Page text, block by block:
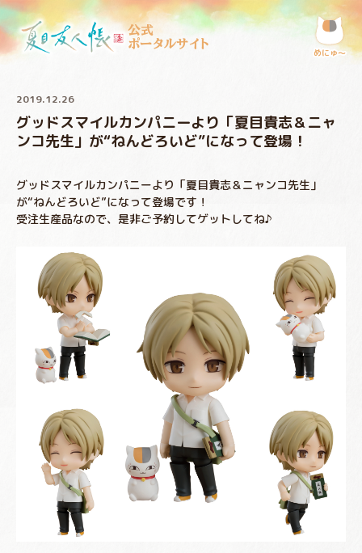
公式
ポータルサイト
めにゅ〜
2019.12.26
グッドスマイルカンパニーより「夏目貴志＆ニャ
ンコ先生」が“ねんどろいど”になって登場！
グッドスマイルカンパニーより「夏目貴志＆ニャンコ先生」
が“ねんどろいど”になって登場です！
受注生産品なので、是非ご予約してゲットしてね♪